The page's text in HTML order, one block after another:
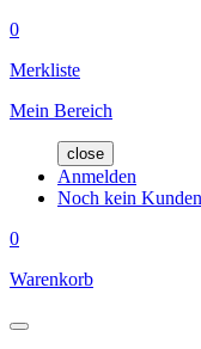
0
Merkliste
Mein Bereich
close
Anmelden
Noch kein
0
Warenkorb